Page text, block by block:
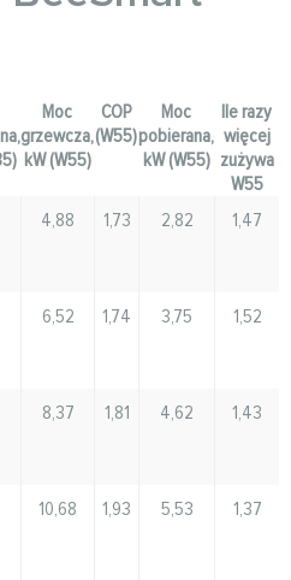
Moc
grzewcza,
kW (W55)
COP
(W55)
Moc
pobierana,
kW (W55)
Ile razy
więcej
zużywa
W55
4,88 1,73 2,82 1,47
6,52 1,74 3,75 1,52
8,37 1,81 4,62 1,43
10,68 1,93 5,53 1,37